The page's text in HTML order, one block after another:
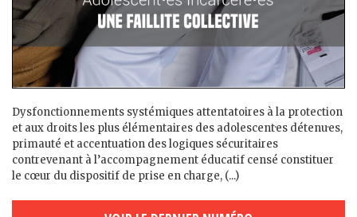
Dysfonctionnements systémiques attentatoires à la protection
et aux droits les plus élémentaires des adolescent·es détenu·es,
primauté et accentuation des logiques sécuritaires
contrevenant à l’accompagnement éducatif censé constituer
le cœur du dispositif de prise en charge, (...)